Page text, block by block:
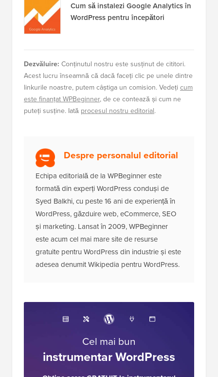
Cum să instalezi Google Analytics în
WordPress pentru începători
Dezvăluire: Conținutul nostru este susținut de cititori.
Acest lucru înseamnă că dacă faceți clic pe unele dintre
linkurile noastre, putem câștiga un comision. Vedeți cum
este finanțat WPBeginner, de ce contează și cum ne
puteți susține. Iată procesul nostru editorial.
Despre personalul editorial
Echipa editorială de la WPBeginner este
formată din experți WordPress conduși de
Syed Balkhi, cu peste 16 ani de experiență în
WordPress, găzduire web, eCommerce, SEO
și marketing. Lansat în 2009, WPBeginner
este acum cel mai mare site de resurse
gratuite pentru WordPress din industrie și este
adesea denumit Wikipedia pentru WordPress.
Cel mai bun
instrumentar WordPress